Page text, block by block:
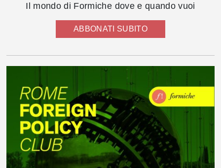
Il mondo di Formiche dove e quando vuoi
ABBONATI SUBITO